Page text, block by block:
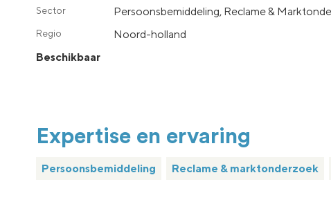
Persoonsbemiddeling, Reclame &
noord-holland
Beschikbaar
Expertise en ervaring
Persoonsbemiddeling Reclame & marktonderzoek